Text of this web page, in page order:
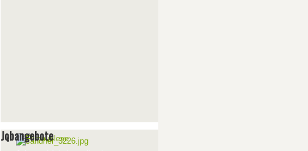
Jobangebote